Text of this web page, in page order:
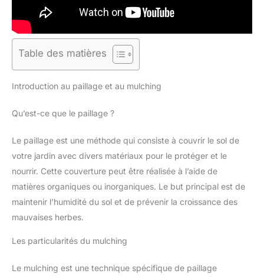
Table des matières
Introduction au paillage et au mulching
Qu’est-ce que le paillage ?
Le paillage est une méthode qui consiste à couvrir le sol de
votre jardin avec divers matériaux pour le protéger et le
nourrir. Cette couverture peut être réalisée à l’aide de
matières organiques ou inorganiques. Le but principal est de
maintenir l’humidité du sol et de prévenir la croissance des
mauvaises herbes.
Les particularités du mulching
Le mulching est une technique spécifique de paillage